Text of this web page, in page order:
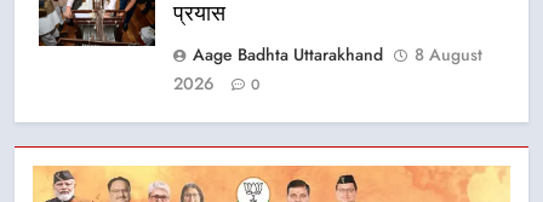
प्रयास
Aage Badhta Uttarakhand
8 August
2026
0